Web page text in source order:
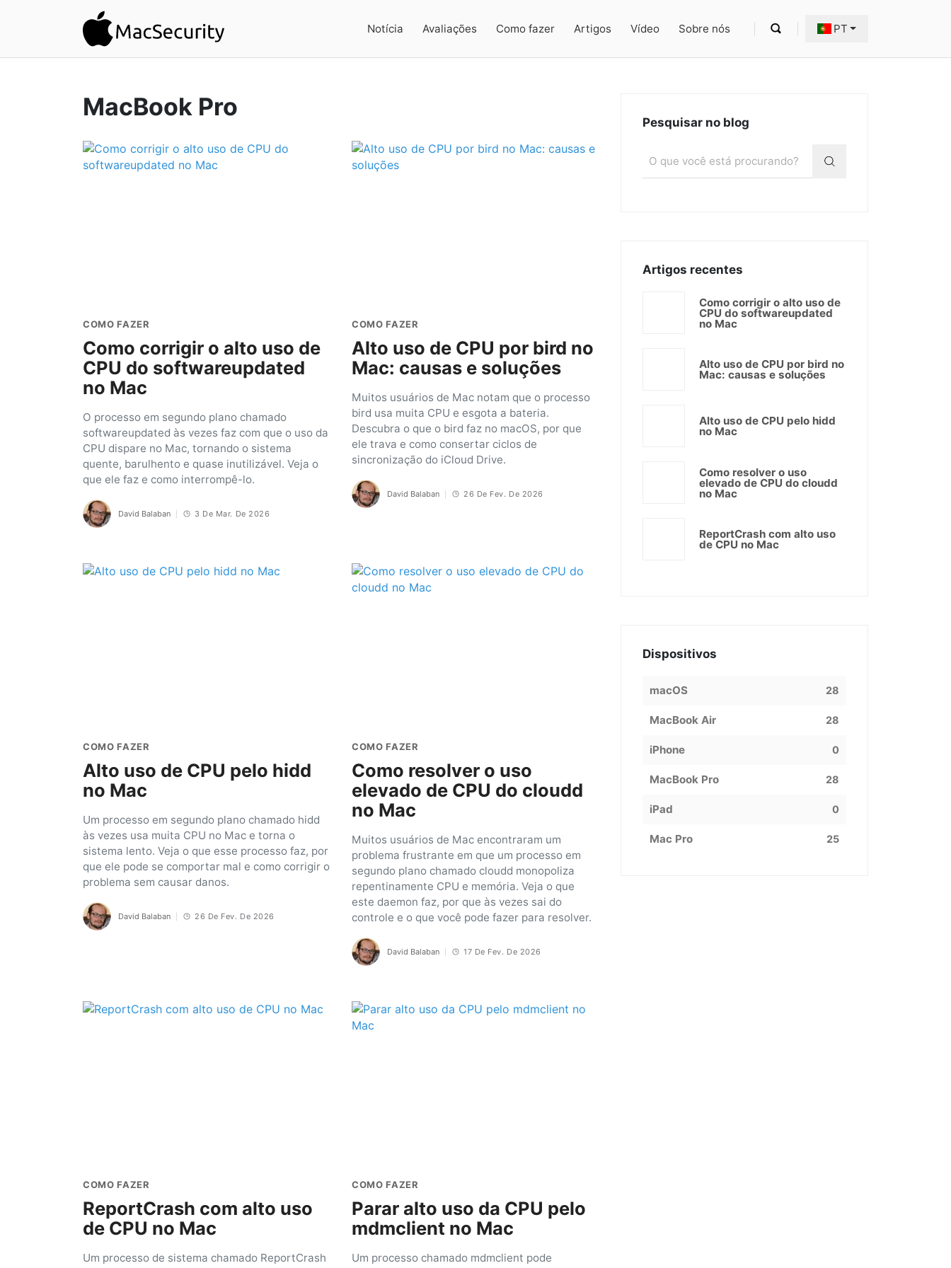
Notícia Avaliações Como fazer Artigos Vídeo Sobre nós PT
MacBook Pro
COMO FAZER
Como corrigir o alto uso de
CPU do softwareupdated
no Mac
O processo em segundo plano chamado
softwareupdated às vezes faz com que o uso da
CPU dispare no Mac, tornando o sistema
quente, barulhento e quase inutilizável. Veja o
que ele faz e como interrompê-lo.
David Balaban 3 De Mar. De 2026
COMO FAZER
Alto uso de CPU por bird no
Mac: causas e soluções
Muitos usuários de Mac notam que o processo
bird usa muita CPU e esgota a bateria.
Descubra o que o bird faz no macOS, por que
ele trava e como consertar ciclos de
sincronização do iCloud Drive.
David Balaban 26 De Fev. De 2026
COMO FAZER
Alto uso de CPU pelo hidd
no Mac
Um processo em segundo plano chamado hidd
às vezes usa muita CPU no Mac e torna o
sistema lento. Veja o que esse processo faz, por
que ele pode se comportar mal e como corrigir o
problema sem causar danos.
David Balaban 26 De Fev. De 2026
COMO FAZER
Como resolver o uso
elevado de CPU do cloudd
no Mac
Muitos usuários de Mac encontraram um
problema frustrante em que um processo em
segundo plano chamado cloudd monopoliza
repentinamente CPU e memória. Veja o que
este daemon faz, por que às vezes sai do
controle e o que você pode fazer para resolver.
David Balaban 17 De Fev. De 2026
COMO FAZER
ReportCrash com alto uso
de CPU no Mac
Um processo de sistema chamado ReportCrash
COMO FAZER
Parar alto uso da CPU pelo
mdmclient no Mac
Um processo chamado mdmclient pode
Pesquisar no blog
Artigos recentes
Como corrigir o alto uso de
CPU do softwareupdated
no Mac
Alto uso de CPU por bird no
Mac: causas e soluções
Alto uso de CPU pelo hidd
no Mac
Como resolver o uso
elevado de CPU do cloudd
no Mac
ReportCrash com alto uso
de CPU no Mac
Dispositivos
macOS 28
MacBook Air 28
iPhone 0
MacBook Pro 28
iPad 0
Mac Pro 25